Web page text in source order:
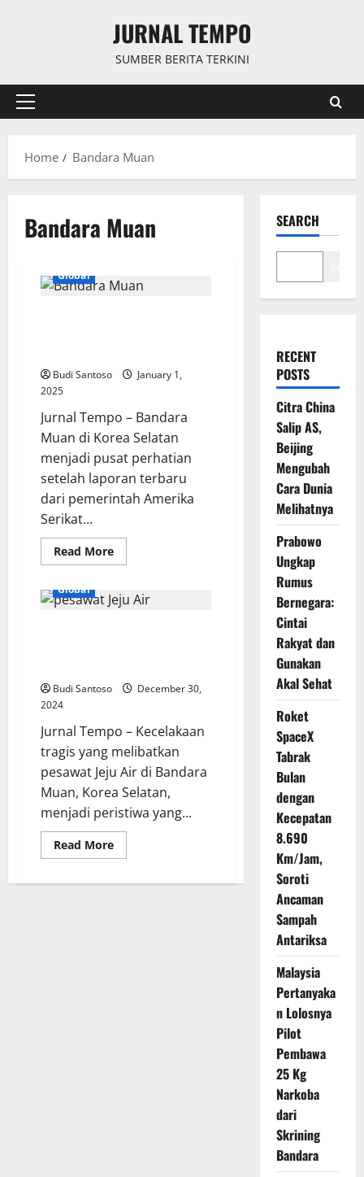
JURNAL TEMPO
SUMBER BERITA TERKINI
Primary
Home
Bandara Muan
Bandara Muan
Global
Budi Santoso
January 1,
2025
Jurnal Tempo – Bandara
Muan di Korea Selatan
menjadi pusat perhatian
setelah laporan terbaru
dari pemerintah Amerika
Serikat...
Read MoreRead
more
Ungkap
Fakta
Global
Budi Santoso
December 30,
2024
Jurnal Tempo – Kecelakaan
tragis yang melibatkan
pesawat Jeju Air di Bandara
Muan, Korea Selatan,
menjadi peristiwa yang...
Read MoreRead
more
di
SEARCH
RECENT
POSTS
Citra China
Salip AS,
Beijing
Mengubah
Cara Dunia
Melihatnya
Prabowo
Ungkap
Rumus
Bernegara:
Cintai
Rakyat dan
Gunakan
Akal Sehat
Roket
SpaceX
Tabrak
Bulan
dengan
Kecepatan
8.690
Km/Jam,
Soroti
Ancaman
Sampah
Antariksa
Malaysia
Pertanyaka
n Lolosnya
Pilot
Pembawa
25 Kg
Narkoba
dari
Skrining
Bandara